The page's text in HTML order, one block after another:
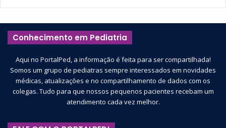
Conhecimento em Pediatria
Aqui no PortalPed, a informação é feita para ser compartilhada!
Somos um grupo de pediatras sempre interessados em novidades
médicas, atualizações e no compartilhamento de dados com os
colegas. Tudo para que nossos pequenos pacientes recebam um
atendimento cada vez melhor.